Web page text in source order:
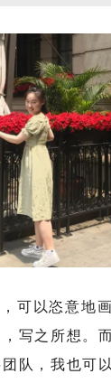
可以恣意地
写之所想。
队，我也可